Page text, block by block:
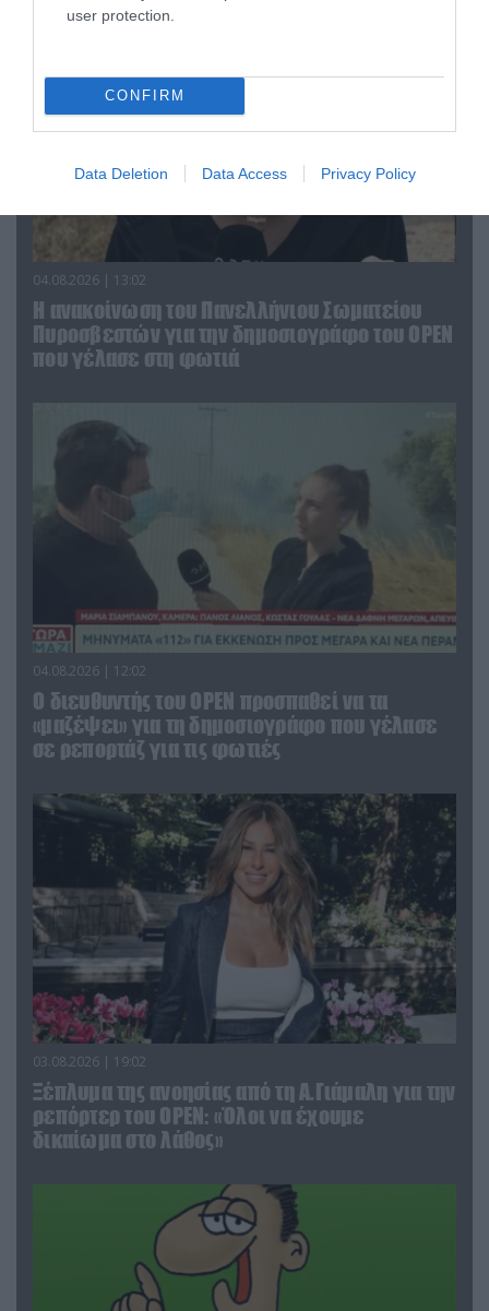
user protection.
CONFIRM
Data Deletion Data Access Privacy Policy
04.08.2026 | 13:02
Η ανακοίνωση του Πανελλήνιου Σωματείου
Πυροσβεστών για την δημοσιογράφο του OPEN
που γέλασε στη φωτιά
04.08.2026 | 12:02
O διευθυντής του OPEN προσπαθεί να τα
«μαζέψει» για τη δημοσιογράφο που γέλασε
σε ρεπορτάζ για τις φωτιές
03.08.2026 | 19:02
Ξέπλυμα της ανοησίας από τη Α.Γιάμαλη για την
ρεπόρτερ του ΟΡΕΝ: «Όλοι να έχουμε
δικαίωμα στο λάθος»